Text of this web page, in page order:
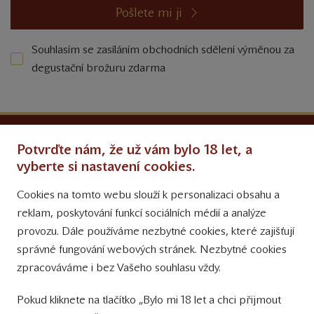
Pošlete mi ji
Souhlasím se zasíláním obchodních sdělení výměnou za
degustační brožuru zdarma
Obchodní podmínky
Přinášíme vám týdně
tipy na Facebooku
Sledujte nás
na Instagramu
Sledujte náš
Potvrďte nám, že už vám bylo 18 let, a
vyberte si nastavení cookies.
Cookies na tomto webu slouží k personalizaci obsahu a
reklam, poskytování funkcí sociálních médií a analýze
provozu. Dále používáme nezbytné cookies, které zajišťují
správné fungování webových stránek. Nezbytné cookies
zpracováváme i bez Vašeho souhlasu vždy.
Pokud kliknete na tlačítko „Bylo mi 18 let a chci přijmout